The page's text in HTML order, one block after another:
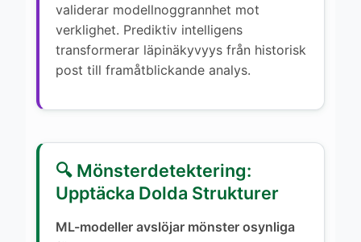
validerar modellnoggrannhet mot
verklighet. Prediktiv intelligens
transformerar läpinäkyvyys från historisk
post till framåtblickande analys.
🔍 Mönsterdetektering:
Upptäcka Dolda Strukturer
ML-modeller avslöjar mönster osynliga